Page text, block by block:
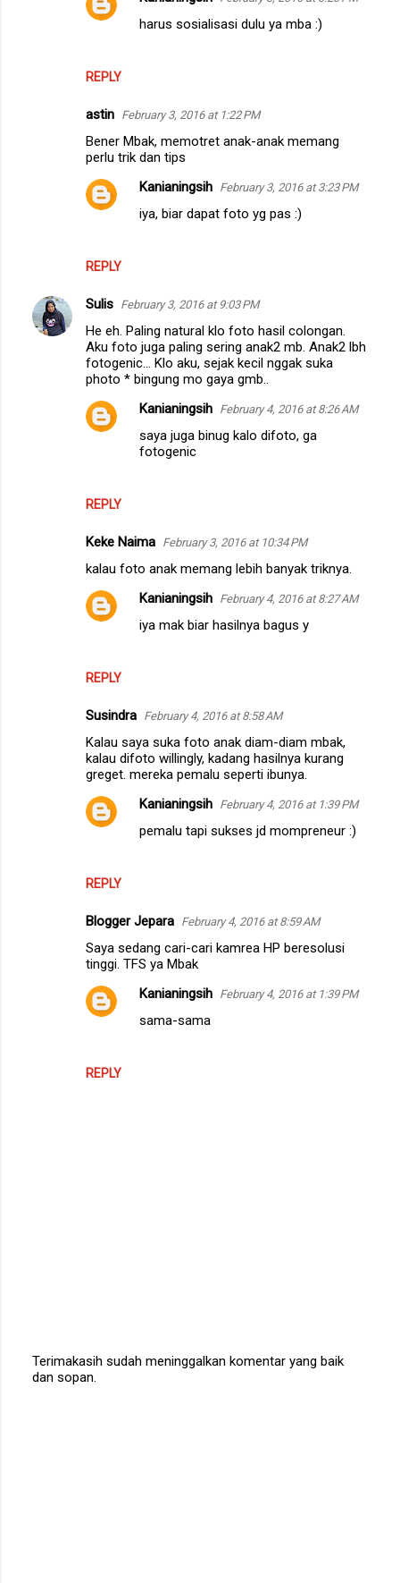
REPLY
harus sosialisasi dulu ya mba :)
astin February 3, 2016 at 1:22 PM
Bener Mbak, memotret anak-anak memang
perlu trik dan tips
REPLY
Kanianingsih February 3, 2016 at 3:23 PM
iya, biar dapat foto yg pas :)
Sulis February 3, 2016 at 9:03 PM
He eh. Paling natural klo foto hasil colongan.
Aku foto juga paling sering anak2 mb. Anak2 lbh
fotogenic... Klo aku, sejak kecil nggak suka
photo * bingung mo gaya gmb..
REPLY
Kanianingsih February 4, 2016 at 8:26 AM
saya juga binug kalo difoto, ga
fotogenic
Keke Naima February 3, 2016 at 10:34 PM
kalau foto anak memang lebih banyak triknya.
REPLY
Kanianingsih February 4, 2016 at 8:27 AM
iya mak biar hasilnya bagus y
Susindra February 4, 2016 at 8:58 AM
Kalau saya suka foto anak diam-diam mbak,
kalau difoto willingly, kadang hasilnya kurang
greget. mereka pemalu seperti ibunya.
REPLY
Kanianingsih February 4, 2016 at 1:39 PM
pemalu tapi sukses jd mompreneur :)
Blogger Jepara February 4, 2016 at 8:59 AM
Saya sedang cari-cari kamrea HP beresolusi
tinggi. TFS ya Mbak
REPLY
Kanianingsih February 4, 2016 at 1:39 PM
sama-sama
P
Terimakasih sudah meninggalkan komentar yang baik
dan sopan.